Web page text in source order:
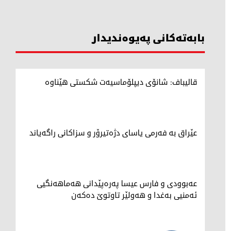
بابەتەکانی پەیوەندیدار
قالیباف: شانۆی دیپلۆماسیەت شکستی هێناوە
عێراق بە فەرمی یاسای دژەتیرۆر و سزاکانی راگەیاند
عەبوودی و فارس عیسا پەرەپێدانی هەماهەنگیی
ئەمنیی بەغدا و هەولێر تاوتوێ دەکەن